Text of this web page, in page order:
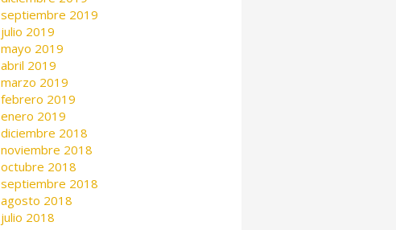
septiembre 2019
julio 2019
mayo 2019
abril 2019
marzo 2019
febrero 2019
enero 2019
diciembre 2018
noviembre 2018
octubre 2018
septiembre 2018
agosto 2018
julio 2018